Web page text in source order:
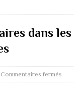
dans les
Commentaires fermés